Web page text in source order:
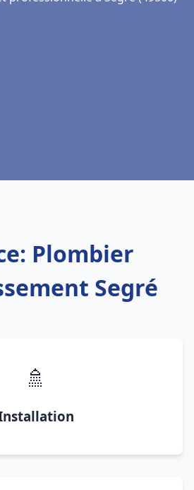
Plombier
Segré
🚿